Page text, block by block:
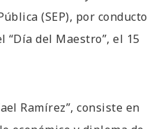
(SEP), por conducto
“Día del Maestro”, el 15
Ramírez”, consiste en